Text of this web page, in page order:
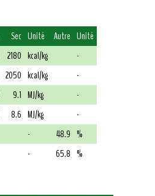
Sec Unité Autre Unité
2180 kcal/kg
-
2050 kcal/kg
-
9.1 MJ/kg
-
8.6 MJ/kg
-
- 48.9 %
- 65.8 %